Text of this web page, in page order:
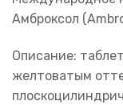
Амброксол
Описание:
желтоватым